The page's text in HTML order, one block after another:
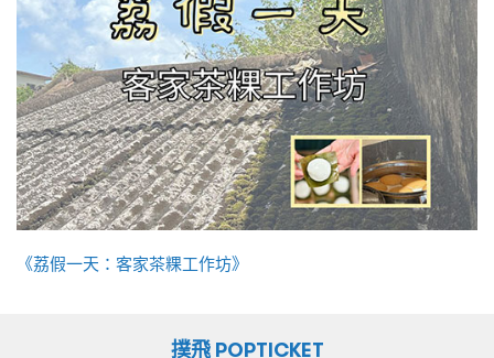
《荔假一天：客家茶粿工作坊》
撲飛 POPTICKET